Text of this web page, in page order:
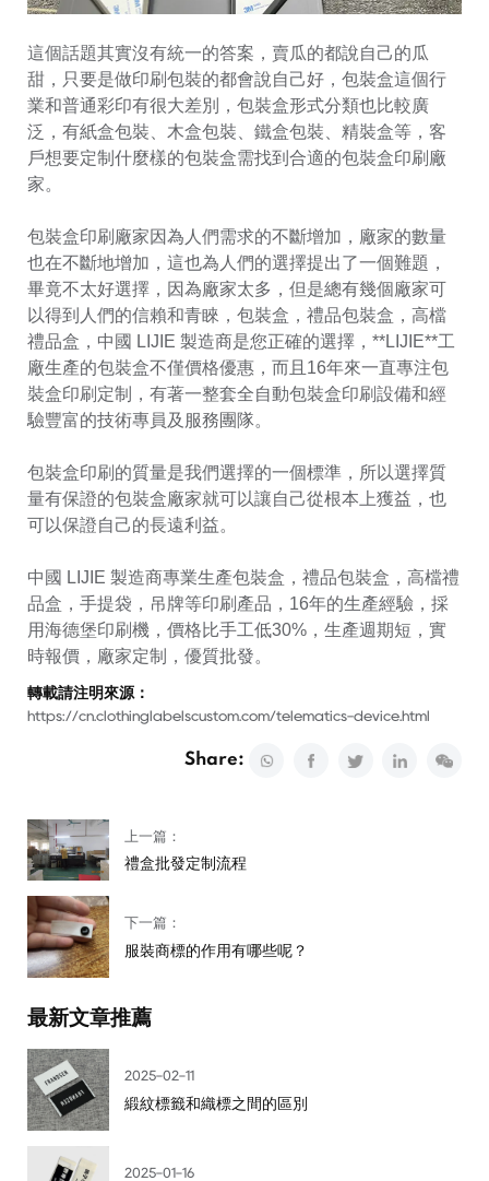
這個話題其實沒有統一的答案，賣瓜的都說自己的瓜
甜，只要是做印刷包裝的都會說自己好，包裝盒這個行
業和普通彩印有很大差別，包裝盒形式分類也比較廣
泛，有紙盒包裝、木盒包裝、鐵盒包裝、精裝盒等，客
戶想要定制什麼樣的包裝盒需找到合適的包裝盒印刷廠
家。
包裝盒印刷廠家因為人們需求的不斷增加，廠家的數量
也在不斷地增加，這也為人們的選擇提出了一個難題，
畢竟不太好選擇，因為廠家太多，但是總有幾個廠家可
以得到人們的信賴和青睞，包裝盒，禮品包裝盒，高檔
禮品盒，中國 LIJIE 製造商是您正確的選擇，**LIJIE**工
廠生產的包裝盒不僅價格優惠，而且16年來一直專注包
裝盒印刷定制，有著一整套全自動包裝盒印刷設備和經
驗豐富的技術專員及服務團隊。
包裝盒印刷的質量是我們選擇的一個標準，所以選擇質
量有保證的包裝盒廠家就可以讓自己從根本上獲益，也
可以保證自己的長遠利益。
中國 LIJIE 製造商專業生產包裝盒，禮品包裝盒，高檔禮
品盒，手提袋，吊牌等印刷產品，16年的生產經驗，採
用海德堡印刷機，價格比手工低30%，生產週期短，實
時報價，廠家定制，優質批發。
轉載請注明來源：
https://cn.clothinglabelscustom.com/telematics-device.html
Share:
上一篇：
禮盒批發定制流程
下一篇：
服裝商標的作用有哪些呢？
最新文章推薦
2025-02-11
緞紋標籤和織標之間的區別
2025-01-16